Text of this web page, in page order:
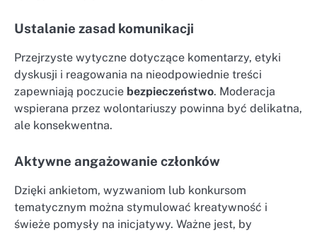
Ustalanie zasad komunikacji
Przejrzyste wytyczne dotyczące komentarzy, etyki
dyskusji i reagowania na nieodpowiednie treści
zapewniają poczucie bezpieczeństwo. Moderacja
wspierana przez wolontariuszy powinna być delikatna,
ale konsekwentna.
Aktywne angażowanie członków
Dzięki ankietom, wyzwaniom lub konkursom
tematycznym można stymulować kreatywność i
świeże pomysły na inicjatywy. Ważne jest, by